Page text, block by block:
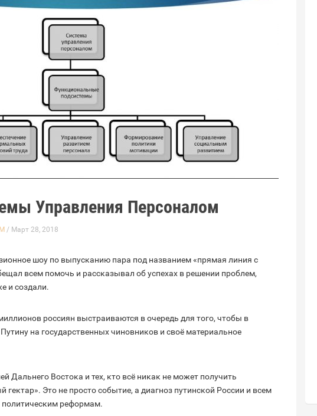
Управления Персоналом
/ Март 28, 2018
шоу по выпусканию пара под названием «прямая линия с
всем помочь и рассказывал об успехах в решении проблем,
и создали.
россиян выстраиваются в очередь для того, чтобы в
на государственных чиновников и своё материальное
Дальнего Востока и тех, кто всё никак не может получить
Это не просто событие, а диагноз путинской России и всем
политическим реформам.